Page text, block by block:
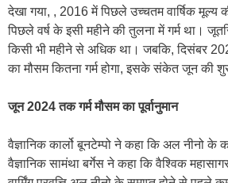
देखा गया, , 2016 में पिछले उच्चतम वार्षिक
पिछले वर्ष के इसी महीने की तुलना में गर्म था।
किसी भी महीने से अधिक था। जबकि, दिसंबर
का मौसम कितना गर्म होगा, इसके संकेत जून की
जून 2024 तक गर्म मौसम का पूर्वानुमान
वैज्ञानिक कार्लो बूनटेम्पो ने कहा कि अल नीनो
वैज्ञानिक सामंथा बर्गेस ने कहा कि वैश्विक